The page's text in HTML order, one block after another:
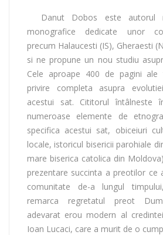
Danut Dobos este autorul
monografice dedicate unor
precum Halaucesti (IS), Gheraesti
si ne propune un nou studiu
Cele aproape 400 de pagini
privire completa asupra
acestui sat. Cititorul întâlneste
numeroase elemente de
specifica acestui sat, obiceiuri
locale, istoricul bisericii parohiale
mare biserica catolica din
prezentare succinta a preotilor ce
comunitate de-a lungul
remarca regretatul preot
adevarat erou modern al
Ioan Lucaci, care a murit de o